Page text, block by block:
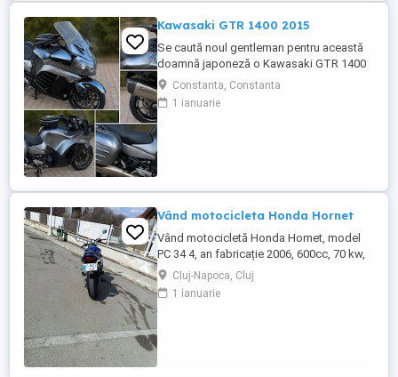
Kawasaki GTR 1400 2015
Se caută noul gentleman pentru această
doamnă japoneză o Kawasaki GTR 1400
care încă întoarce priviri și iubește
kilometrii. A fost răsfățată, întreținută la
timp și tratată cu respect. O dau doar
Constanta, Constanta
1 ianuarie
Vând motocicleta Honda Hornet
Vând motocicletă Honda Hornet, model
PC 34 4, an fabricație 2006, 600cc, 70 kw,
98 cp, inspecție tehnică valabilă până în
august 2027 . Preț 1900 euro
Cluj-Napoca, Cluj
1 ianuarie